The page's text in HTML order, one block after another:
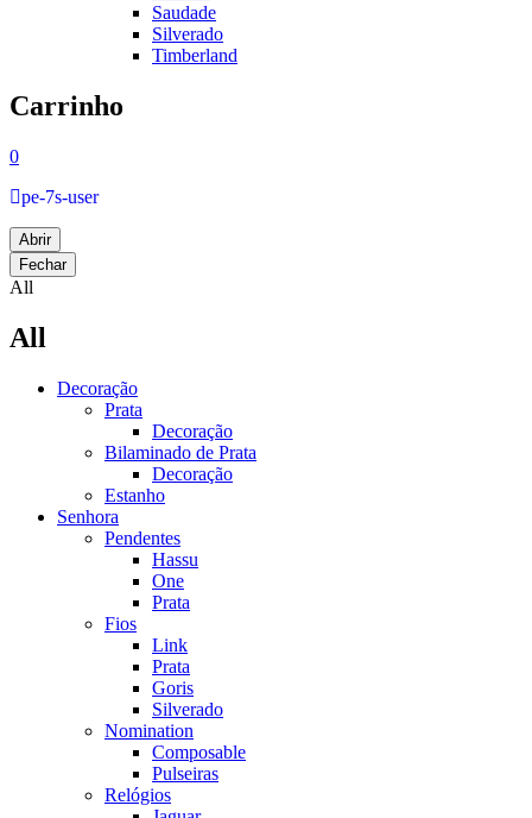
Saudade
Silverado
Timberland
Carrinho
0
pe-7s-user
Abrir
Fechar
All
All
Decoração
Prata
Decoração
Bilaminado de Prata
Decoração
Estanho
Senhora
Pendentes
Hassu
One
Prata
Fios
Link
Prata
Goris
Silverado
Nomination
Composable
Pulseiras
Relógios